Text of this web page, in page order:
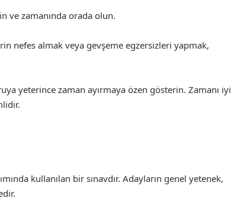
ve zamanında orada olun.
nefes almak veya gevşeme egzersizleri yapmak,
yeterince zaman ayırmaya özen gösterin. Zamanı iyi
kullanılan bir sınavdır. Adayların genel yetenek,